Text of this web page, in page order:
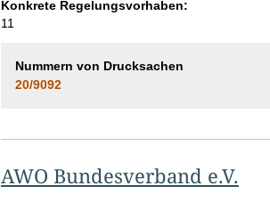
Konkrete Regelungsvorhaben:
11
Nummern von Drucksachen
20/9092
AWO Bundesverband e.V.